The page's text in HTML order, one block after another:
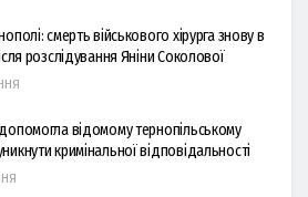
смерть військового хірурга знову в
розслідування Яніни Соколової
відомому тернопільському
кримінальної відповідальності